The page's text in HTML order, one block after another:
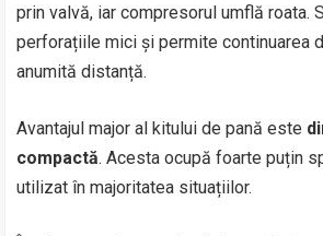
prin valvă, iar compresorul umflă roata.
perforațiile mici și permite continuarea
anumită distanță.
Avantajul major al kitului de pană este
compactă. Acesta ocupă foarte puțin
utilizat în majoritatea situațiilor.